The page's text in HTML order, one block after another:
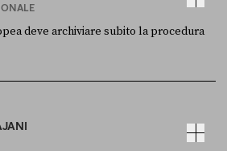
deve archiviare subito la procedura